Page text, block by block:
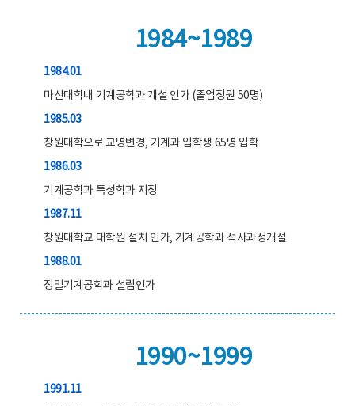
1984~1989
1984.01
마산대학내 기계공학과 개설 인가 (졸업정원 50명)
1985.03
창원대학으로 교명변경, 기계과 입학생 65명 입학
1986.03
기계공학과 특성학과 지정
1987.11
창원대학교 대학원 설치 인가, 기계공학과 석사과정개설
1988.01
정밀기계공학과 설립인가
1990~1999
1991.11